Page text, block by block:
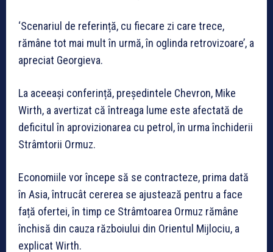
‘Scenariul de referință, cu fiecare zi care trece,
rămâne tot mai mult în urmă, în oglinda retrovizoare’, a
apreciat Georgieva.
La aceeași conferință, președintele Chevron, Mike
Wirth, a avertizat că întreaga lume este afectată de
deficitul în aprovizionarea cu petrol, în urma închiderii
Strâmtorii Ormuz.
Economiile vor începe să se contracteze, prima dată
în Asia, întrucât cererea se ajustează pentru a face
față ofertei, în timp ce Strâmtoarea Ormuz rămâne
închisă din cauza războiului din Orientul Mijlociu, a
explicat Wirth.